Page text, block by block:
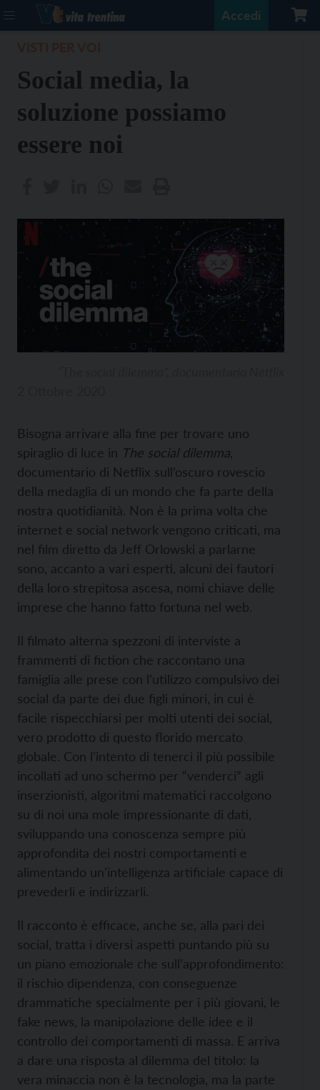
Accedi
Social media, la
soluzione possiamo
essere noi
Bisogna arrivare alla fine per trovare uno
spiraglio di luce in The social dilemma
documentario di Netflix sull’oscuro rovescio
della medaglia di un mondo che fa parte della
nostra quotidianità. Non è la prima volta che
internet e social network vengono criticati, ma
nel film diretto da Jeff Orlowski a parlarne
sono, accanto a vari esperti, alcuni dei fautori
della loro strepitosa ascesa, nomi chiave delle
imprese che hanno fatto fortuna nel web.
Il filmato alterna spezzoni di interviste a
frammenti di fiction che raccontano una
famiglia alle prese con l’utilizzo compulsivo dei
social da parte dei due figli minori, in cui è
facile rispecchiarsi per molti utenti dei social,
vero prodotto di questo florido mercato
globale. Con l’intento di tenerci il più possibile
incollati ad uno schermo per “venderci” agli
inserzionisti, algoritmi matematici raccolgono
su di noi una mole impressionante di dati,
sviluppando una conoscenza sempre più
approfondita dei nostri comportamenti e
alimentando un’intelligenza artificiale capace di
prevederli e indirizzarli.
Il racconto è efficace, anche se, alla pari dei
social, tratta i diversi aspetti puntando più su
un piano emozionale che sull’approfondimento:
il rischio dipendenza, con conseguenze
drammatiche specialmente per i più giovani, le
fake news, la manipolazione delle idee e il
controllo dei comportamenti di massa. E arriva
a dare una risposta al dilemma del titolo: la
vera minaccia non è la tecnologia, ma la parte